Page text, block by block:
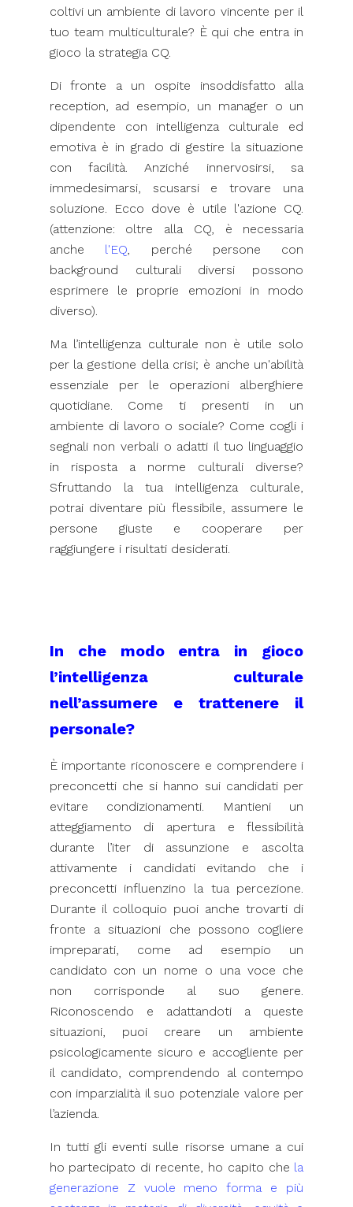
coltivi un ambiente di lavoro vincente per il
tuo team multiculturale? È qui che entra in
gioco la strategia CQ.
Di fronte a un ospite insoddisfatto alla
reception, ad esempio, un manager o un
dipendente con intelligenza culturale ed
emotiva è in grado di gestire la situazione
con facilità. Anziché innervosirsi, sa
immedesimarsi, scusarsi e trovare una
soluzione. Ecco dove è utile l'azione CQ.
(attenzione: oltre alla CQ, è necessaria
anche l'EQ, perché persone con
background culturali diversi possono
esprimere le proprie emozioni in modo
diverso).
Ma l’intelligenza culturale non è utile solo
per la gestione della crisi; è anche un'abilità
essenziale per le operazioni alberghiere
quotidiane. Come ti presenti in un
ambiente di lavoro o sociale? Come cogli i
segnali non verbali o adatti il tuo linguaggio
in risposta a norme culturali diverse?
Sfruttando la tua intelligenza culturale,
potrai diventare più flessibile, assumere le
persone giuste e cooperare per
raggiungere i risultati desiderati.
In che modo entra in gioco
l’intelligenza culturale
nell’assumere e trattenere il
personale?
È importante riconoscere e comprendere i
preconcetti che si hanno sui candidati per
evitare condizionamenti. Mantieni un
atteggiamento di apertura e flessibilità
durante l’iter di assunzione e ascolta
attivamente i candidati evitando che i
preconcetti influenzino la tua percezione.
Durante il colloquio puoi anche trovarti di
fronte a situazioni che possono cogliere
impreparati, come ad esempio un
candidato con un nome o una voce che
non corrisponde al suo genere.
Riconoscendo e adattandoti a queste
situazioni, puoi creare un ambiente
psicologicamente sicuro e accogliente per
il candidato, comprendendo al contempo
con imparzialità il suo potenziale valore per
l’azienda.
In tutti gli eventi sulle risorse umane a cui
ho partecipato di recente, ho capito che la
generazione Z vuole meno forma e più